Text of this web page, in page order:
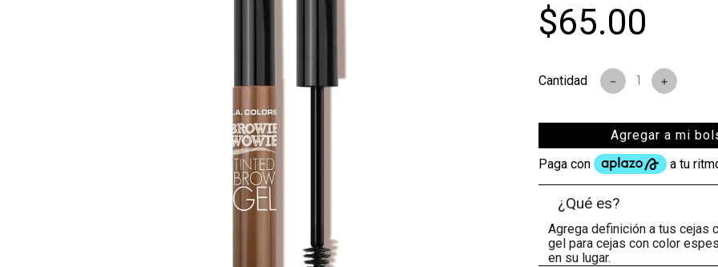
$65.00
＋
－
Agregar a mi
¿Qué es?
Agrega definición a tus cejas
gel para cejas con color
en su lugar.
10. centella